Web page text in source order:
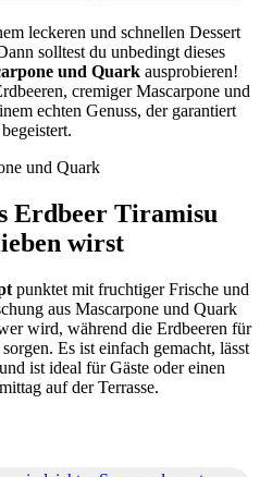
leckeren und schnellen Dessert
solltest du unbedingt dieses
und Quarkausprobieren!
cremiger Mascarpone und
echten Genuss, der garantiert
Erdbeer Tiramisu
wirst
punktet mit fruchtiger Frische und
aus Mascarpone und Quark
wird, während die Erdbeeren für
Es ist einfach gemacht, lässt
ist ideal für Gäste oder einen
auf der Terrasse.